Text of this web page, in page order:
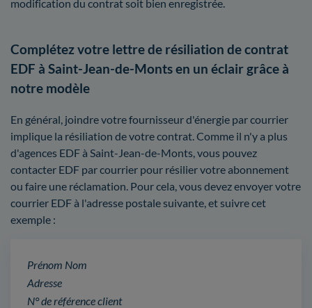
modification du contrat soit bien enregistrée.
Complétez votre lettre de résiliation de contrat
EDF à Saint-Jean-de-Monts en un éclair grâce à
notre modèle
En général, joindre votre fournisseur d'énergie par courrier
implique la résiliation de votre contrat. Comme il n'y a plus
d'agences EDF à Saint-Jean-de-Monts, vous pouvez
contacter EDF par courrier pour résilier votre abonnement
ou faire une réclamation. Pour cela, vous devez envoyer votre
courrier EDF à l'adresse postale suivante, et suivre cet
exemple :
Prénom Nom
Adresse
N° de référence client